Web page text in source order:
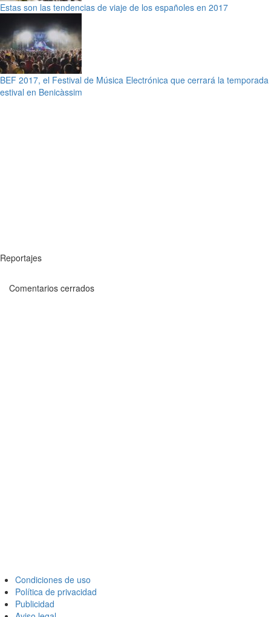
Estas son las tendencias de viaje de los españoles en 2017
BEF 2017, el Festival de Música Electrónica que cerrará la temporada
estival en Benicàssim
Reportajes
Comentarios cerrados
Condiciones de uso
Política de privacidad
Publicidad